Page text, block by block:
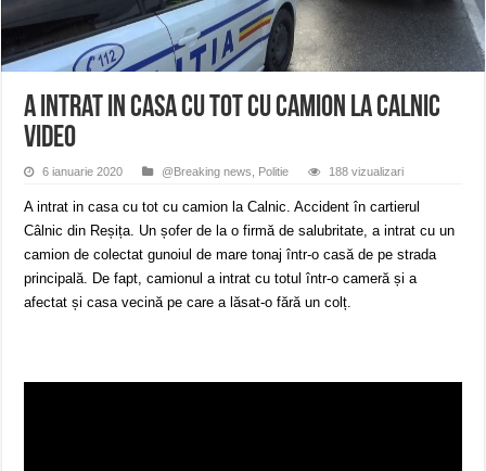
ANUNŢ OPRIRE APĂ în CARANSEBEȘ avarie
ANUNȚ OPRIRE APĂ în Reșița, cartier Țerova – avarie – 04.08.2026
A intrat in casa cu tot cu camion la Calnic
VIDEO
6 ianuarie 2020 @Breaking news, Politie 188 vizualizari
A intrat in casa cu tot cu camion la Calnic. Accident în cartierul
Câlnic din Reșița. Un șofer de la o firmă de salubritate, a intrat cu un
camion de colectat gunoiul de mare tonaj într-o casă de pe strada
principală. De fapt, camionul a intrat cu totul într-o cameră și a
afectat și casa vecină pe care a lăsat-o fără un colț.